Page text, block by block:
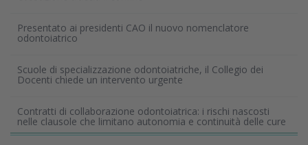
Presentato ai presidenti CAO il nuovo nomenclatore
odontoiatrico
Scuole di specializzazione odontoiatriche, il Collegio dei
Docenti chiede un intervento urgente
Contratti di collaborazione odontoiatrica: i rischi nascosti
nelle clausole che limitano autonomia e continuità delle cure